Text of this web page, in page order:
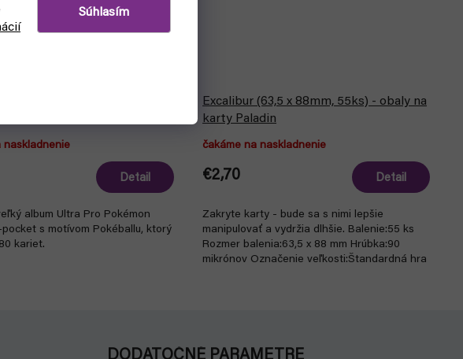
Súhlasím
naskladnenie
Detail
album Ultra Pro Pokémon
s motívom Pokéballu, ktorý
kariet.
Excalibur (63,5 x 88mm, 55ks) - obaly na
karty Paladin
čakáme na naskladnenie
€2,70 Detail
Zakryte karty - bude sa s nimi lepšie
manipulovať a vydržia dlhšie. Balenie:55 ks
Rozmer balenia:63,5 x 88 mm Hrúbka:90
mikrónov Označenie veľkosti:Štandardná hra
DODATOČNÉ PARAMETRE